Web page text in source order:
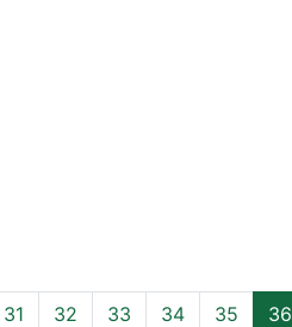
31 32 33 34 35 36